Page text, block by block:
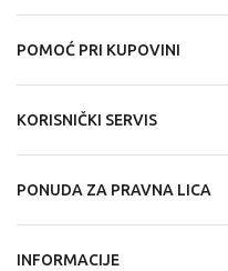
POMOĆ PRI KUPOVINI
KORISNIČKI SERVIS
PONUDA ZA PRAVNA LICA
INFORMACIJE